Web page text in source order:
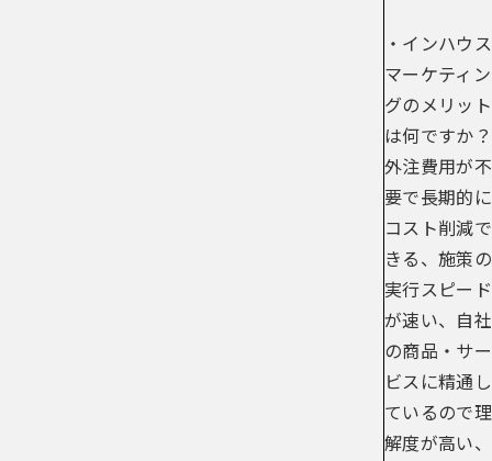
・インハウス
マーケティン
グのメリット
は何ですか？
外注費用が不
要で長期的に
コスト削減で
きる、施策の
実行スピード
が速い、自社
の商品・サー
ビスに精通し
ているので理
解度が高い、